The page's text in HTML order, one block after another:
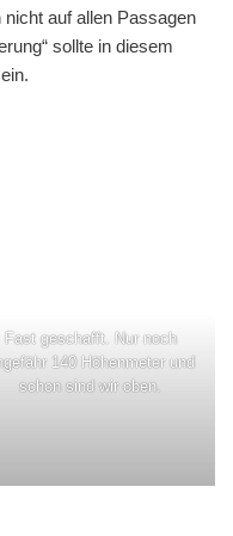
auf allen Passagen
sollte in diesem
Fast geschafft. Nur noch
140 Höhenmeter und
schon sind wir oben.